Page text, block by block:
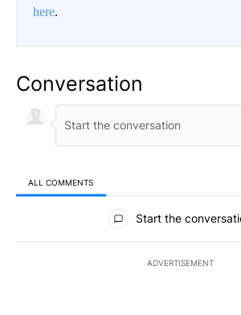
here.
Conversation
ALL COMMENTS
All Comments
Start the
ADVERTISEMENT